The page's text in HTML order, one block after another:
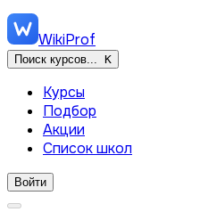
WikiProf
Поиск курсов... K
Курсы
Подбор
Акции
Список школ
Войти